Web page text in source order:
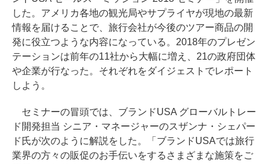
した。アメリカ各地の観光局やサプライヤが現地の最新
情報を届けることで、旅行会社が今後のツアー商品の開
発に役立つような内容になっている。2018年のプレゼン
テーションは前年の11社から大幅に増え、21の政府団体
や企業が行なった。それぞれをダイジェストでレポート
しよう。
セミナーの冒頭では、ブランドUSA グローバルトレー
ド開発担当 シニア・マネージャーのスザンナ・シェパー
ド氏が次のように解説をした。「ブランドUSAでは旅行
業界の方々の販促のお手伝いをするさまざまな施策をご